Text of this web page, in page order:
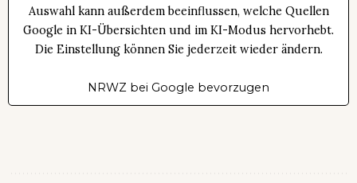
Auswahl kann außerdem beeinflussen, welche Quellen
Google in KI-Übersichten und im KI-Modus hervorhebt.
Die Einstellung können Sie jederzeit wieder ändern.
NRWZ bei Google bevorzugen